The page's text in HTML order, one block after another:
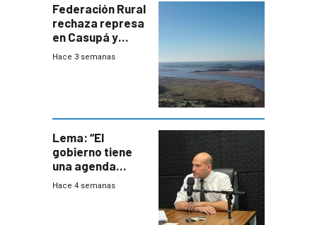
Federación Rural
rechaza represa
en Casupá y
firma demanda
Hace 3 semanas
Lema: “El
gobierno tiene
una agenda
destructiva”
Hace 4 semanas